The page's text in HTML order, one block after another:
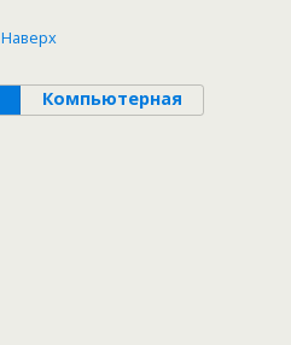
Наверх
Компьютерная